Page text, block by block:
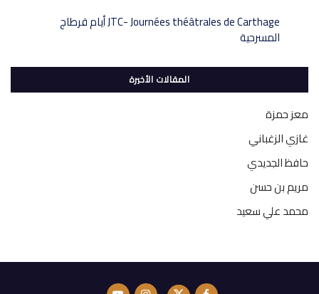
‎JTC- Journées théâtrales de Carthage أيام قرطاج
المسرحية‎
المقالات الأخيرة
معز حمزة
غازي الزغباني
حافظ الجديدي
مريم بن حسن
محمد علي سعيد